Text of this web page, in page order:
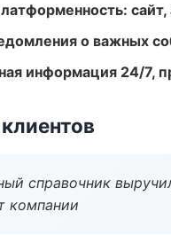
сайт,
о важных
информация 24/7,
справочник
компании